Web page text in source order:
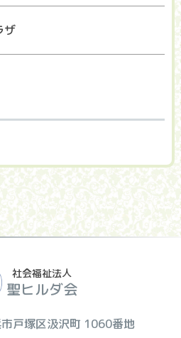
ザ
社会福祉法人
聖ヒルダ会
戸塚区汲沢町 1060番地